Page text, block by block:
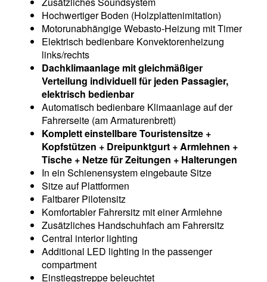
Hochwertiger Boden (Holzplattenimitation)
Motorunabhängige Webasto-Heizung mit Timer
Elektrisch bedienbare Konvektorenheizung
links/rechts
Dachklimaanlage mit gleichmäßiger
Verteilung individuell für jeden Passagier,
elektrisch bedienbar
Automatisch bedienbare Klimaanlage auf der
Fahrerseite (am Armaturenbrett)
Komplett einstellbare Touristensitze +
Kopfstützen + Dreipunktgurt + Armlehnen +
Tische + Netze für Zeitungen + Halterungen
In ein Schienensystem eingebaute Sitze
Sitze auf Plattformen
Faltbarer Pilotensitz
Komfortabler Fahrersitz mit einer Armlehne
Zusätzliches Handschuhfach am Fahrersitz
Central interior lighting
Additional LED lighting in the passenger
compartment
Einstiegstreppe beleuchtet